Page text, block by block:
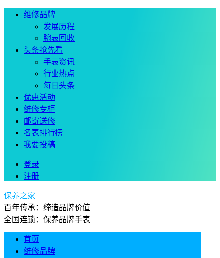
维修品牌
发展历程
腕表回收
头条抢先看
手表资讯
行业热点
每日头条
优惠活动
维修专柜
邮寄送修
名表排行榜
我要投稿
登录
注册
保养之家
百年传承：缔造品牌价值
全国连锁：保养品牌手表
首页
维修品牌